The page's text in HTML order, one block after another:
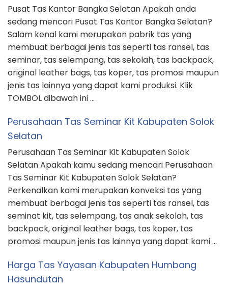
Pusat Tas Kantor Bangka Selatan Apakah anda
sedang mencari Pusat Tas Kantor Bangka Selatan?
Salam kenal kami merupakan pabrik tas yang
membuat berbagai jenis tas seperti tas ransel, tas
seminar, tas selempang, tas sekolah, tas backpack,
original leather bags, tas koper, tas promosi maupun
jenis tas lainnya yang dapat kami produksi. Klik
TOMBOL dibawah ini …
Perusahaan Tas Seminar Kit Kabupaten Solok
Selatan
Perusahaan Tas Seminar Kit Kabupaten Solok
Selatan Apakah kamu sedang mencari Perusahaan
Tas Seminar Kit Kabupaten Solok Selatan?
Perkenalkan kami merupakan konveksi tas yang
membuat berbagai jenis tas seperti tas ransel, tas
seminat kit, tas selempang, tas anak sekolah, tas
backpack, original leather bags, tas koper, tas
promosi maupun jenis tas lainnya yang dapat kami …
Harga Tas Yayasan Kabupaten Humbang
Hasundutan